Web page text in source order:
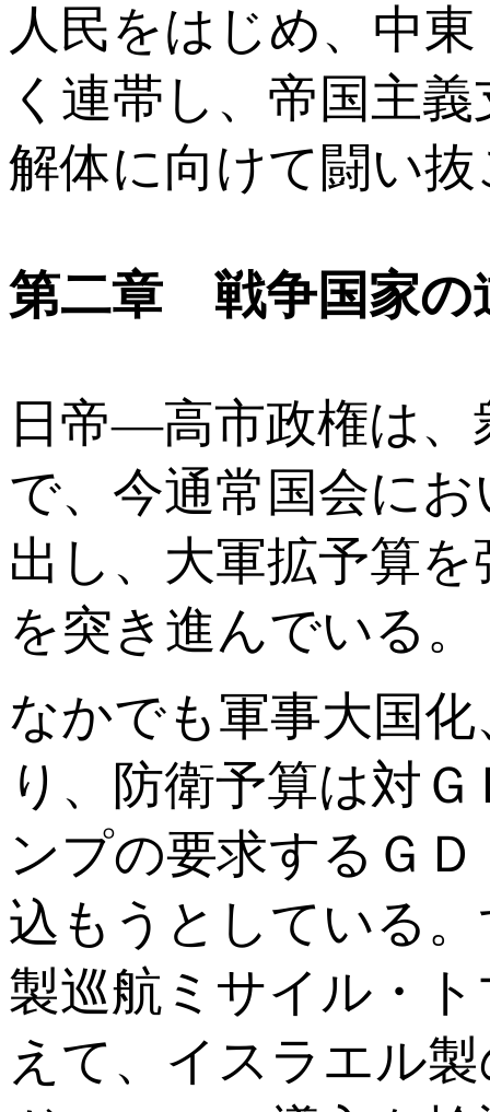
人民をはじめ、中
く連帯し、帝国主
解体に向けて闘い
第二章 戦争国家の
日帝―高市政権は、
で、今通常国会に
出し、大軍拡予算
を突き進んでいる。
なかでも軍事大国
り、防衛予算は対
ンプの要求するＧ
込もうとしている
製巡航ミサイル・
えて、イスラエル